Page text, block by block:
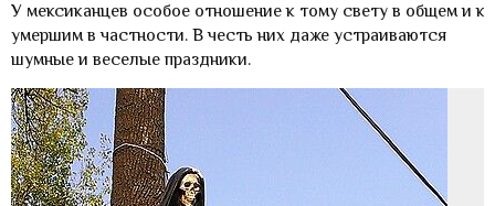
У мексиканцев особое отношение к тому свету в общем и к
умершим в частности. В честь них даже устраиваются
шумные и веселые праздники.